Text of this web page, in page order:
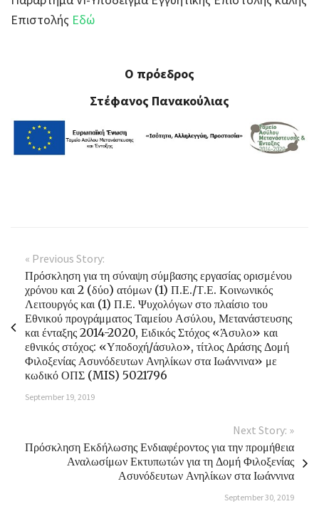
Επιστολής Εδώ
O πρόεδρος
Στέφανος Πανακούλιας
« Previous Story:
Πρόσκληση για τη σύναψη σύμβασης εργασίας ορισμένου
χρόνου και 2 (δύο) ατόμων (1) Π.Ε./Τ.Ε. Κοινωνικός
Λειτουργός και (1) Π.Ε. Ψυχολόγων στο πλαίσιο του
Εθνικού προγράμματος Ταμείου Ασύλου, Μετανάστευσης
και ένταξης 2014-2020, Ειδικός Στόχος «Άσυλο» και
εθνικός στόχος: «Υποδοχή/άσυλο», τίτλος Δράσης Δομή
Φιλοξενίας Ασυνόδευτων Ανηλίκων στα Ιωάννινα» με
κωδικό ΟΠΣ (MIS) 5021796
September 19, 2019
Next Story: »
Πρόσκληση Εκδήλωσης Ενδιαφέροντος για την προμήθεια
Αναλωσίμων Εκτυπωτών για τη Δομή Φιλοξενίας
Ασυνόδευτων Ανηλίκων στα Ιωάννινα
September 30, 2019